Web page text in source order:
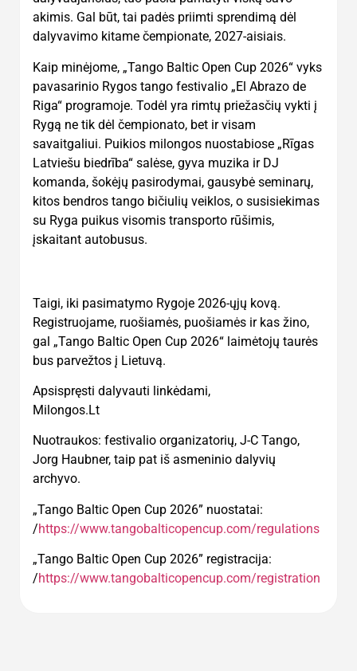
akimis. Gal būt, tai padės priimti sprendimą dėl
dalyvavimo kitame čempionate, 2027-aisiais.
Kaip minėjome, „Tango Baltic Open Cup 2026“ vyks
pavasarinio Rygos tango festivalio „El Abrazo de
Riga“ programoje. Todėl yra rimtų priežasčių vykti į
Rygą ne tik dėl čempionato, bet ir visam
savaitgaliui. Puikios milongos nuostabiose „Rīgas
Latviešu biedrība“ salėse, gyva muzika ir DJ
komanda, šokėjų pasirodymai, gausybė seminarų,
kitos bendros tango bičiulių veiklos, o susisiekimas
su Ryga puikus visomis transporto rūšimis,
įskaitant autobusus.
Taigi, iki pasimatymo Rygoje 2026-ųjų kovą.
Registruojame, ruošiamės, puošiamės ir kas žino,
gal „Tango Baltic Open Cup 2026“ laimėtojų taurės
bus parvežtos į Lietuvą.
Apsispręsti dalyvauti linkėdami,
Milongos.Lt
Nuotraukos: festivalio organizatorių, J-C Tango,
Jorg Haubner, taip pat iš asmeninio dalyvių
archyvo.
„Tango Baltic Open Cup 2026” nuostatai:
/https://www.tangobalticopencup.com/regulations
„Tango Baltic Open Cup 2026” registracija:
/https://www.tangobalticopencup.com/registration